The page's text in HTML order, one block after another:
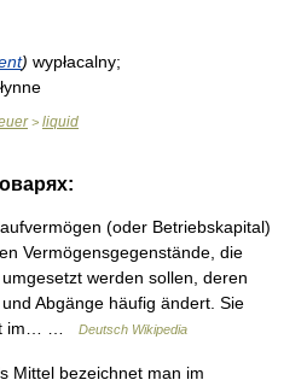
) wypłacalny;
> liquid
(oder Betriebskapital)
Vermögensgegenstände, die
werden sollen, deren
Abgänge häufig ändert. Sie
im… …
Deutsch Wikipedia
Mittel bezeichnet man im